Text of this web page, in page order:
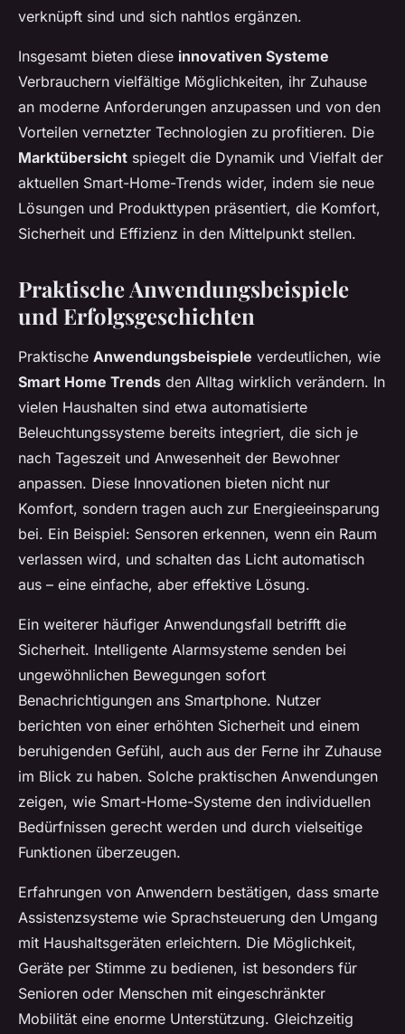
verknüpft sind und sich nahtlos ergänzen.
Insgesamt bieten diese innovativen Systeme
Verbrauchern vielfältige Möglichkeiten, ihr Zuhause
an moderne Anforderungen anzupassen und von den
Vorteilen vernetzter Technologien zu profitieren. Die
Marktübersicht spiegelt die Dynamik und Vielfalt der
aktuellen Smart-Home-Trends wider, indem sie neue
Lösungen und Produkttypen präsentiert, die Komfort,
Sicherheit und Effizienz in den Mittelpunkt stellen.
Praktische Anwendungsbeispiele
und Erfolgsgeschichten
Praktische Anwendungsbeispiele verdeutlichen, wie
Smart Home Trends den Alltag wirklich verändern. In
vielen Haushalten sind etwa automatisierte
Beleuchtungssysteme bereits integriert, die sich je
nach Tageszeit und Anwesenheit der Bewohner
anpassen. Diese Innovationen bieten nicht nur
Komfort, sondern tragen auch zur Energieeinsparung
bei. Ein Beispiel: Sensoren erkennen, wenn ein Raum
verlassen wird, und schalten das Licht automatisch
aus – eine einfache, aber effektive Lösung.
Ein weiterer häufiger Anwendungsfall betrifft die
Sicherheit. Intelligente Alarmsysteme senden bei
ungewöhnlichen Bewegungen sofort
Benachrichtigungen ans Smartphone. Nutzer
berichten von einer erhöhten Sicherheit und einem
beruhigenden Gefühl, auch aus der Ferne ihr Zuhause
im Blick zu haben. Solche praktischen Anwendungen
zeigen, wie Smart-Home-Systeme den individuellen
Bedürfnissen gerecht werden und durch vielseitige
Funktionen überzeugen.
Erfahrungen von Anwendern bestätigen, dass smarte
Assistenzsysteme wie Sprachsteuerung den Umgang
mit Haushaltsgeräten erleichtern. Die Möglichkeit,
Geräte per Stimme zu bedienen, ist besonders für
Senioren oder Menschen mit eingeschränkter
Mobilität eine enorme Unterstützung. Gleichzeitig